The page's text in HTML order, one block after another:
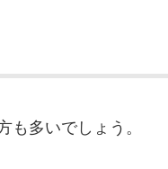
多いでしょう。